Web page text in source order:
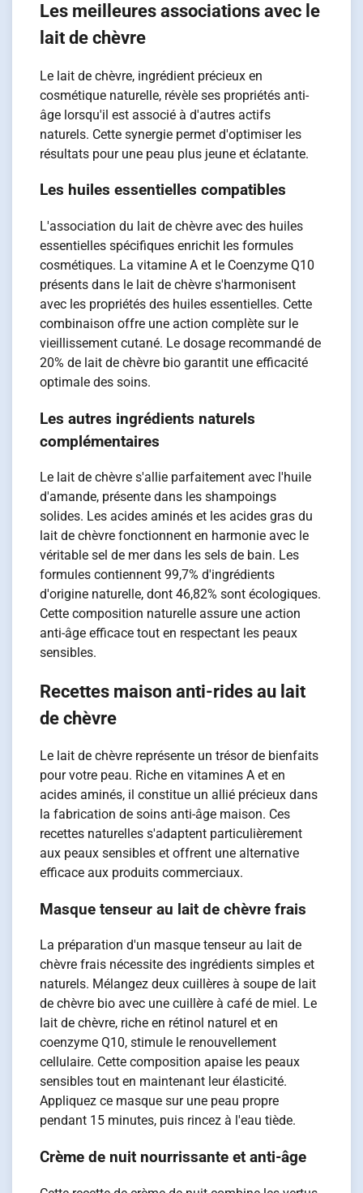
Les meilleures associations avec le
lait de chèvre
Le lait de chèvre, ingrédient précieux en
cosmétique naturelle, révèle ses propriétés anti-
âge lorsqu'il est associé à d'autres actifs
naturels. Cette synergie permet d'optimiser les
résultats pour une peau plus jeune et éclatante.
Les huiles essentielles compatibles
L'association du lait de chèvre avec des huiles
essentielles spécifiques enrichit les formules
cosmétiques. La vitamine A et le Coenzyme Q10
présents dans le lait de chèvre s'harmonisent
avec les propriétés des huiles essentielles. Cette
combinaison offre une action complète sur le
vieillissement cutané. Le dosage recommandé de
20% de lait de chèvre bio garantit une efficacité
optimale des soins.
Les autres ingrédients naturels
complémentaires
Le lait de chèvre s'allie parfaitement avec l'huile
d'amande, présente dans les shampoings
solides. Les acides aminés et les acides gras du
lait de chèvre fonctionnent en harmonie avec le
véritable sel de mer dans les sels de bain. Les
formules contiennent 99,7% d'ingrédients
d'origine naturelle, dont 46,82% sont écologiques.
Cette composition naturelle assure une action
anti-âge efficace tout en respectant les peaux
sensibles.
Recettes maison anti-rides au lait
de chèvre
Le lait de chèvre représente un trésor de bienfaits
pour votre peau. Riche en vitamines A et en
acides aminés, il constitue un allié précieux dans
la fabrication de soins anti-âge maison. Ces
recettes naturelles s'adaptent particulièrement
aux peaux sensibles et offrent une alternative
efficace aux produits commerciaux.
Masque tenseur au lait de chèvre frais
La préparation d'un masque tenseur au lait de
chèvre frais nécessite des ingrédients simples et
naturels. Mélangez deux cuillères à soupe de lait
de chèvre bio avec une cuillère à café de miel. Le
lait de chèvre, riche en rétinol naturel et en
coenzyme Q10, stimule le renouvellement
cellulaire. Cette composition apaise les peaux
sensibles tout en maintenant leur élasticité.
Appliquez ce masque sur une peau propre
pendant 15 minutes, puis rincez à l'eau tiède.
Crème de nuit nourrissante et anti-âge